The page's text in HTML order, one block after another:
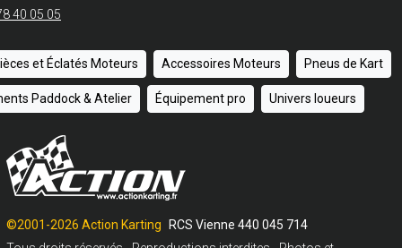
40 05 05
et Éclatés Moteurs Accessoires Moteurs Pneus de Kart
Paddock & Atelier Équipement pro Univers loueurs
©2001-2026 Action Karting
RCS Vienne 440 045 714